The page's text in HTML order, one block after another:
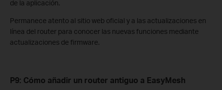
de la aplicación.
Permanece atento al sitio web oficial y a las actualizaciones en
línea del router para conocer las nuevas funciones mediante
actualizaciones de firmware.
P9: Cómo añadir un router antiguo a EasyMesh